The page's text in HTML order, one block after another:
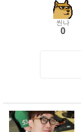
씬나
0